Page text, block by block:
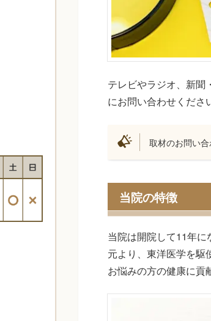
テレビやラジオ、新聞
にお問い合わせくださ
取材のお問い
当院の特徴
当院は開院して11年
元より、東洋医学を駆
お悩みの方の健康に貢